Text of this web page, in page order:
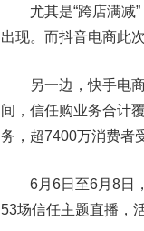
尤其是“跨店满减”
出现。而抖音电商此
另一边，快手电商
间，信任购业务合计
务，超7400万消费者
6月6日至6月8日，
53场信任主题直播，